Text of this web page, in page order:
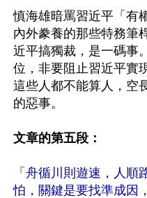
慎海雄暗罵習近平「有
內外豢養的那些特務筆
近平搞獨裁，是一碼事
位，非要阻止習近平實
這些人都不能算人，空
的惡事。
文章的第五段：
「舟循川則遊速，人
怕，關鍵是要找準成因